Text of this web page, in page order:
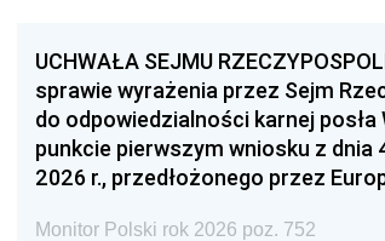
UCHWAŁA SEJMU
sprawie wyrażenia przez Sejm
do odpowiedzialności karnej
punkcie pierwszym wniosku z dnia
2026 r., przedłożonego przez
Monitor Polski rok 2026 poz. 752